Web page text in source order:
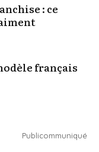
: ce
français
Publicommuniqué